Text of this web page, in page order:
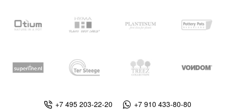
+7 495 203-22-20 +7 910 433-80-80